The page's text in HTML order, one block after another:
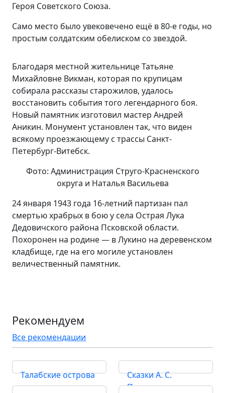
Героя Советского Союза.
Само место было увековечено ещё в 80-е годы, но
простым солдатским обелиском со звездой.
Благодаря местной жительнице Татьяне
Михайловне Викман, которая по крупицам
собирала рассказы старожилов, удалось
восстановить события того легендарного боя.
Новый памятник изготовил мастер Андрей
Аникин. Монумент установлен так, что виден
всякому проезжающему с трассы Санкт-
Петербург-Витебск.
Фото: Администрация Струго-Красненского
округа и Наталья Васильева
24 января 1943 года 16-летний партизан пал
смертью храбрых в бою у села Острая Лука
Дедовичского района Псковской области.
Похоронен на родине — в Лукино на деревенском
кладбище, где на его могиле установлен
величественный памятник.
Рекомендуем
Все рекомендации
Талабские острова
Сказки А. С.
Пушкина в